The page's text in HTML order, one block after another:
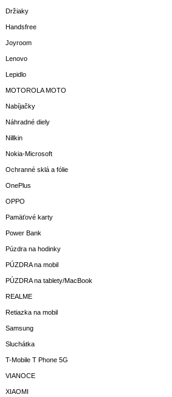
Držiaky
Handsfree
Joyroom
Lenovo
Lepidlo
MOTOROLA MOTO
Nabíjačky
Náhradné diely
Nillkin
Nokia-Microsoft
Ochranné sklá a fólie
OnePlus
OPPO
Pamäťové karty
Power Bank
Púzdra na hodinky
PÚZDRA na mobil
PÚZDRA na tablety/MacBook
REALME
Retiazka na mobil
Samsung
Sluchátka
T-Mobile T Phone 5G
VIANOCE
XIAOMI